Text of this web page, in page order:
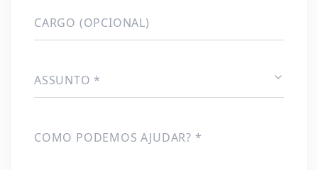
CARGO (OPCIONAL)
ASSUNTO *
COMO PODEMOS AJUDAR? *